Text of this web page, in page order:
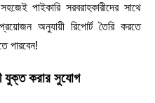
পাইকারি সরবরাহকারীদের সাথে
অনুযায়ী রিপোর্ট তৈরি করতে
পারবেন!
যুক্ত করার সুযোগ